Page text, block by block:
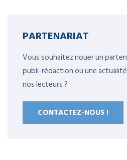
PARTENARIAT
Vous souhaitez nouer un
publi-rédaction ou une
nos lecteurs ?
CONTACTEZ-NOUS !